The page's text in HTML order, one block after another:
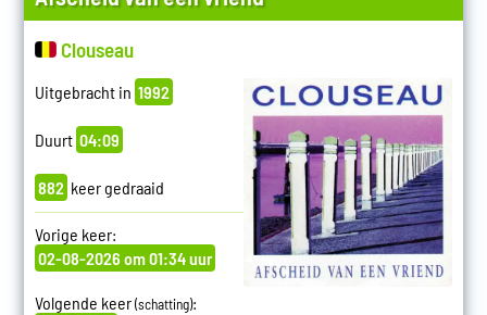
Clouseau
Uitgebracht in 1992
Duurt 04:09
882 keer gedraaid
Vorige keer:
02-08-2026 om 01:34 uur
Volgende keer(schatting):